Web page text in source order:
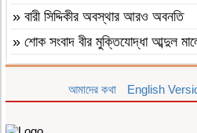
বগুড়া আদমদীঘিতে হিন্দু গৃহবধূকে
গ্রেপ্তার-১
» দশ বছ‌রে গ্রামীণ‌ফো‌সের মাইজিপি অ্যাপ
»দুপচাঁচিয়া ট্রেনে কাটা পড়ে যুবকের মৃত্যু
» চারপাশে সবকিছু আগের মতোই আছে,
» বারী সিদ্দিকীর অবস্থার আরও অবনতি
» শোক সংবাদ বীর মুক্তিযোদ্ধা আব্দুল
»মৃত্যুবাষির্কী মোহাম্মদ ইলিয়াছ
কমলগঞ্জে পতনঊষারে দাদন
আত্মহত্যা
আমাদের কথা English